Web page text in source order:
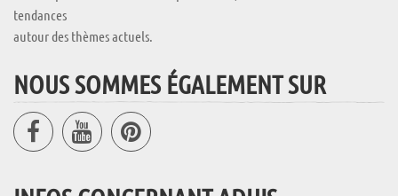
tendances
autour des thèmes actuels.
NOUS SOMMES ÉGALEMENT SUR